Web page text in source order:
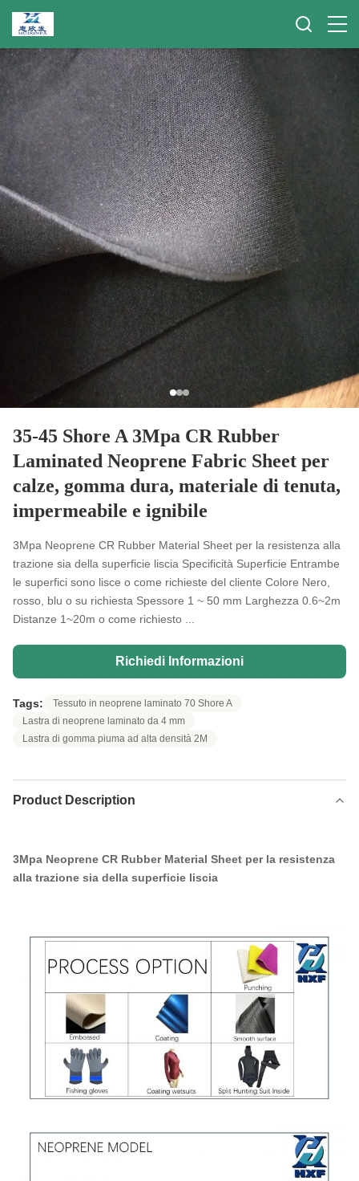
35-45 Shore A 3Mpa CR Rubber
Laminated Neoprene Fabric Sheet per
calze, gomma dura, materiale di tenuta,
impermeabile e ignibile
3Mpa Neoprene CR Rubber Material Sheet per la resistenza alla
trazione sia della superficie liscia Specificità Superficie Entrambe
le superfici sono lisce o come richieste del cliente Colore Nero,
rosso, blu o su richiesta Spessore 1 ~ 50 mm Larghezza 0.6~2m
Distanze 1~20m o come richiesto ...
Richiedi Informazioni
Tags:
Tessuto in neoprene laminato 70 Shore A
Lastra di neoprene laminato da 4 mm
Lastra di gomma piuma ad alta densità 2M
Product Description
3Mpa Neoprene CR Rubber Material Sheet per la resistenza
alla trazione sia della superficie liscia